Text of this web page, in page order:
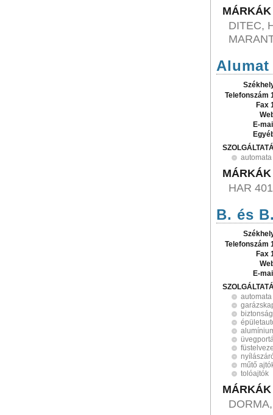
MÁRKÁK
DITEC,
Telefonszám
Fax
E-
MÁRKÁK
HAR 401
B. és
Telefonszám
Fax
E-
műtő
tolóajtók
MÁRKÁK